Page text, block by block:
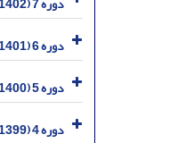
دوره 6 (1401)
دوره 5 (1400)
دوره 4 (1399)